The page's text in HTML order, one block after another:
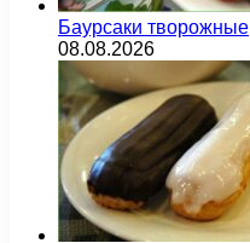
Баурсаки творожные
08.08.2026